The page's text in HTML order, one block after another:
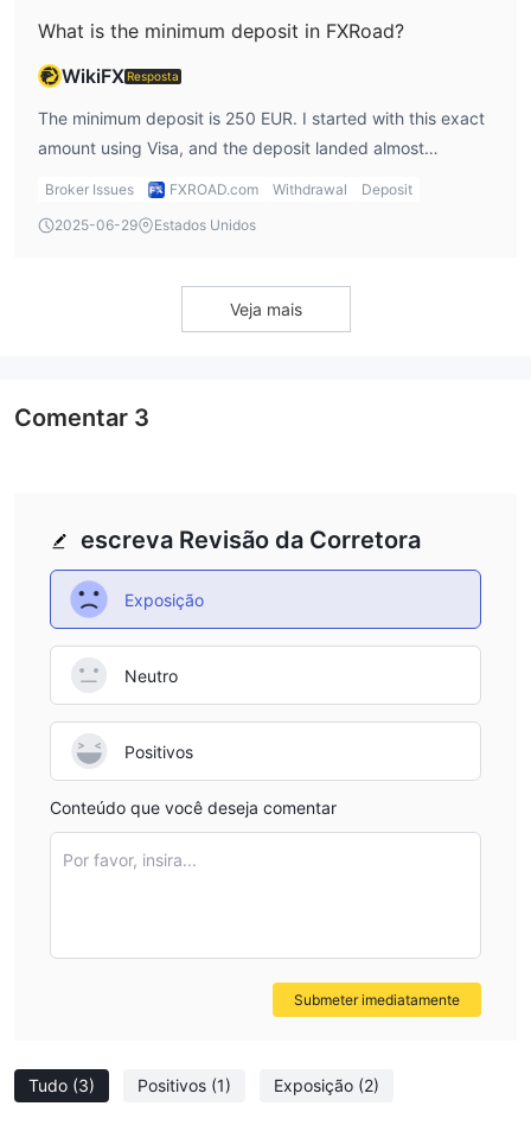
What is the minimum deposit in FXRoad?
WikiFXResposta
The minimum deposit is 250 EUR. I started with this exact
amount using Visa, and the deposit landed almost
instantly. It’s a bit steep for beginners, in my opinion.
Broker Issues FXROAD.com Withdrawal
Deposit
2025-06-29
Estados Unidos
Veja mais
Tudo (3) Positivos (1) Exposição (2)
escreva Revisão da Corretora
Exposição
Neutro
Positivos
Conteúdo que você deseja comentar
Por favor, insira...
Submeter imediatamente
Comentar 3